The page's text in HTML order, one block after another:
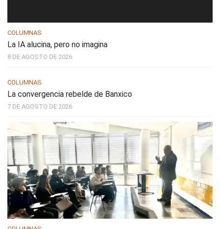
COLUMNAS
La IA alucina, pero no imagina
8 DE AGOSTO DE 2026
COLUMNAS
La convergencia rebelde de Banxico
7 DE AGOSTO DE 2026